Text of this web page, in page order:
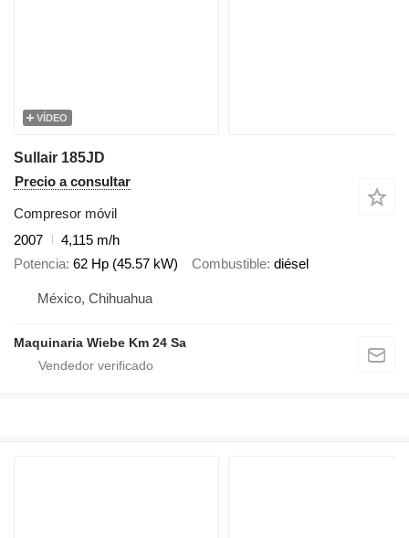
VÍDEO
Sullair 185JD
Precio a consultar
Compresor móvil
2007
4,115 m/h
Potencia 62 Hp (45.57 kW) Combustible diésel
México, Chihuahua
Maquinaria Wiebe Km 24 Sa